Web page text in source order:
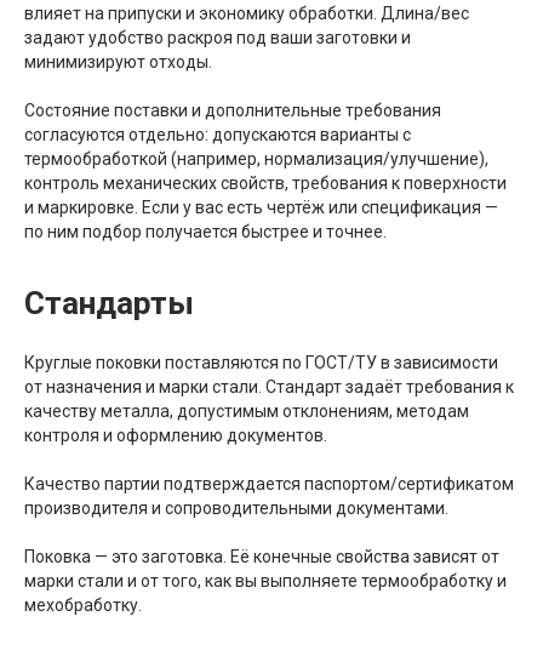
влияет на припуски и экономику обработки. Длина/вес
задают удобство раскроя под ваши заготовки и
минимизируют отходы.
Состояние поставки и дополнительные требования
согласуются отдельно: допускаются варианты с
термообработкой (например, нормализация/улучшение),
контроль механических свойств, требования к поверхности
и маркировке. Если у вас есть чертёж или спецификация —
по ним подбор получается быстрее и точнее.
Стандарты
Круглые поковки поставляются по ГОСТ/ТУ в зависимости
от назначения и марки стали. Стандарт задаёт требования к
качеству металла, допустимым отклонениям, методам
контроля и оформлению документов.
Качество партии подтверждается паспортом/сертификатом
производителя и сопроводительными документами.
Поковка — это заготовка. Её конечные свойства зависят от
марки стали и от того, как вы выполняете термообработку и
мехобработку.